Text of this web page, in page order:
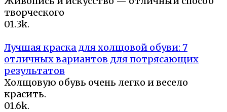
творческого
01.3k.
Лучшая краска для холщовой обуви: 7
отличных вариантов для потрясающих
результатов
Холщовую обувь очень легко и весело
красить.
01.6k.